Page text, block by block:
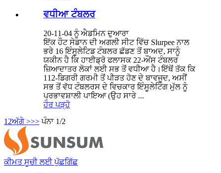
ਵਧੀਆ ਟੰਬਲਰ
20-11-04 ਨੂੰ ਐਡਮਿਨ ਦੁਆਰਾ
ਇੱਕ ਹੌਟ ਸੇਡਾਨ ਦੀ ਅਗਲੀ ਸੀਟ ਵਿੱਚ Slurpee ਨਾਲ
ਭਰੇ 16 ਇੰਸੂਲੇਟਿਡ ਟੰਬਲਰ ਛੱਡਣ ਤੋਂ ਬਾਅਦ, ਸਾਨੂੰ
ਯਕੀਨ ਹੈ ਕਿ ਹਾਈਡ੍ਰੋ ਫਲਾਸਕ 22-ਔਂਸ ਟੰਬਲਰ
ਜ਼ਿਆਦਾਤਰ ਲੋਕਾਂ ਲਈ ਸਭ ਤੋਂ ਵਧੀਆ ਹੈ।ਇੱਥੋਂ ਤੱਕ ਕਿ
112-ਡਿਗਰੀ ਗਰਮੀ ਤੋਂ ਪੀੜਤ ਹੋਣ ਦੇ ਬਾਵਜੂਦ, ਅਸੀਂ
ਸਭ ਤੋਂ ਵੱਧ ਟੰਬਲਰਸ ਦੇ ਵਿਚਕਾਰ ਇੰਸੂਲੇਟਿੰਗ ਮੁੱਲ ਨੂੰ
ਪ੍ਰਭਾਵਸ਼ਾਲੀ ਪਾਇਆ (ਉਹ ਸਾਰੇ ...
ਹੋਰ ਪੜ੍ਹੋ
1 2ਅੱਗੇ >>> ਪੰਨਾ 1/2
ਕੀਮਤ ਸੂਚੀ ਲਈ ਪੁੱਛਗਿੱਛ